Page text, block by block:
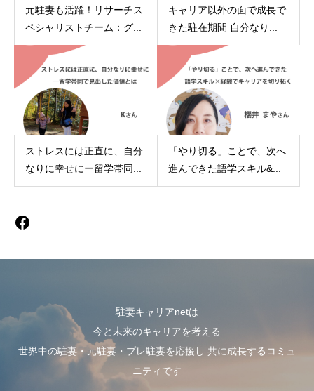
元駐妻も活躍！リサーチス
ペシャリストチーム：グ...
キャリア以外の面で成長で
きた駐在期間 自分なり...
ストレスには正直に、自分
なりに幸せにー留学帯同...
「やり切る」ことで、次へ
進んできた語学スキル&...
駐妻キャリアnetは
今と未来のキャリアを考える
世界中の駐妻・元駐妻・プレ駐妻を応援し 共に成長するコミュ
ニティです